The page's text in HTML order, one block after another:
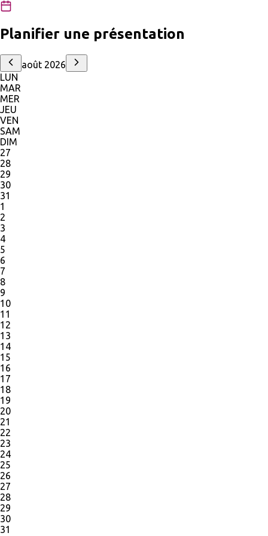
Planifier une présentation
août 2026
LUN
MAR
MER
JEU
VEN
SAM
DIM
27
28
29
30
31
1
2
3
4
5
6
7
8
9
10
11
12
13
14
15
16
17
18
19
20
21
22
23
24
25
26
27
28
29
30
31